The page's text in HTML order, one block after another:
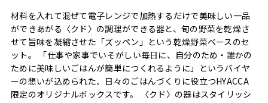
材料を入れて混ぜて電子レンジで加熱するだけで美味しい一品
ができあがる〈クド〉の調理ができる器と、旬の野菜を乾燥さ
せて旨味を凝縮させた「ズッペン」という乾燥野菜ベースのセ
ット。 「仕事や家事でいそがしい毎日に、自分のため・誰かの
ために美味しいごはんが簡単につくれるように」というバイヤ
ーの想いが込められた、日々のごはんづくりに役立つHYACCA
限定のオリジナルボックスです。 〈クド〉の器はスタイリッシ